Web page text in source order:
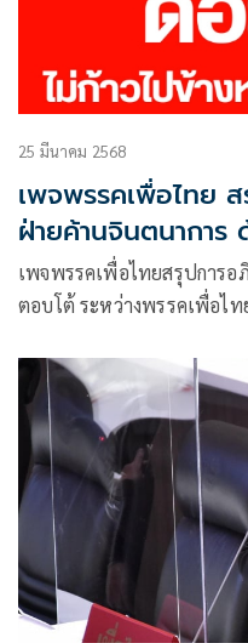
25 มีนาคม 2568
เพจพรรคเพื่อไทย ส
ฝ่ายค้านจินตนากา
ซักฟอกลุงตู่
เพจพรรคเพื่อไทยสรุปการอ
ตอบโต้ ระหว่างพรรคเพื่อไ